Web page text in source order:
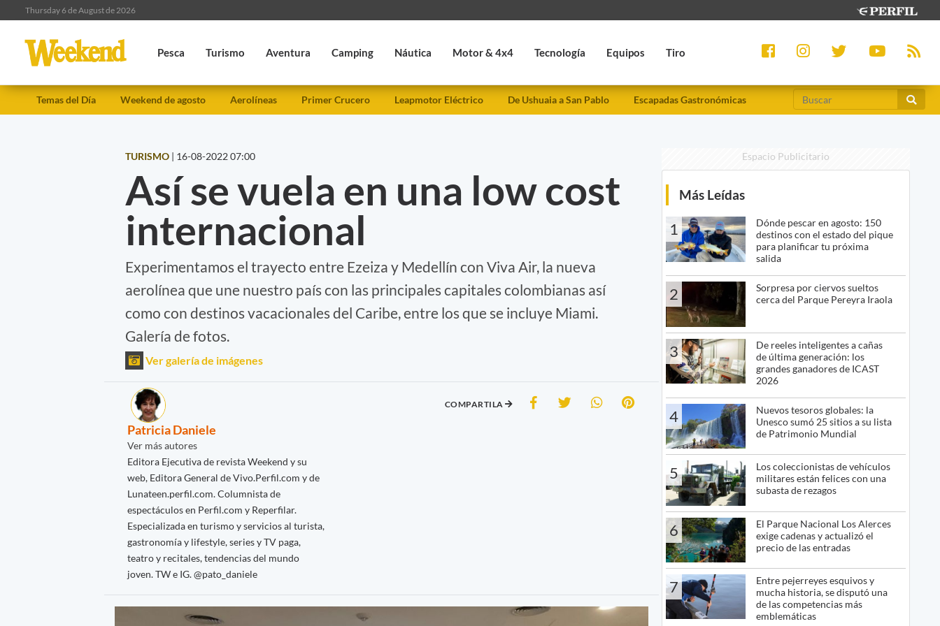
Thursday 6 de August de 2026
Pesca Turismo Aventura Camping Náutica Motor & 4x4 Tecnología Equipos Tiro
Temas del Día Weekend de agosto Aerolíneas Primer Crucero Leapmotor Eléctrico De Ushuaia a San Pablo Escapadas Gastronómicas
TURISMO | 16-08-2022 07:00
Así se vuela en una low cost
internacional
Experimentamos el trayecto entre Ezeiza y Medellín con Viva Air, la nueva
aerolínea que une nuestro país con las principales capitales colombianas así
como con destinos vacacionales del Caribe, entre los que se incluye Miami.
Galería de fotos.
Ver galería de imágenes
Patricia Daniele
Ver más autores
Editora Ejecutiva de revista Weekend y su
web, Editora General de Vivo.Perfil.com y de
Lunateen.perfil.com. Columnista de
espectáculos en Perfil.com y Reperfilar.
Especializada en turismo y servicios al turista,
gastronomía y lifestyle, series y TV paga,
teatro y recitales, tendencias del mundo
joven. TW e IG. @pato_daniele
COMPARTILA
Espacio Publicitario
Más Leídas
1
Dónde pescar en agosto: 150
destinos con el estado del pique
para planificar tu próxima
salida
2
Sorpresa por ciervos sueltos
cerca del Parque Pereyra Iraola
3
De reeles inteligentes a cañas
de última generación: los
grandes ganadores de ICAST
2026
4
Nuevos tesoros globales: la
Unesco sumó 25 sitios a su lista
de Patrimonio Mundial
5
Los coleccionistas de vehículos
militares están felices con una
subasta de rezagos
6
El Parque Nacional Los Alerces
exige cadenas y actualizó el
precio de las entradas
7
Entre pejerreyes esquivos y
mucha historia, se disputó una
de las competencias más
emblemáticas